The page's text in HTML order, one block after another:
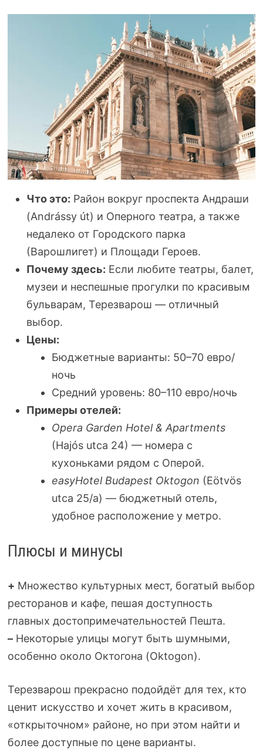
Что это: Район вокруг проспекта Андраши
(Andrássy út) и Оперного театра, а также
недалеко от Городского парка
(Варошлигет) и Площади Героев.
Почему здесь: Если любите театры, балет,
музеи и неспешные прогулки по красивым
бульварам, Терезварош — отличный
выбор.
Цены:
Бюджетные варианты: 50–70 евро/
ночь
Средний уровень: 80–110 евро/ночь
Примеры отелей:
Opera Garden Hotel & Apartments
(Hajós utca 24) — номера с
кухоньками рядом с Оперой.
easyHotel Budapest Oktogon (Eötvös
utca 25/a) — бюджетный отель,
удобное расположение у метро.
Плюсы и минусы
+ Множество культурных мест, богатый выбор
ресторанов и кафе, пешая доступность
главных достопримечательностей Пешта.
–Некоторые улицы могут быть шумными,
особенно около Октогона (Oktogon).
Терезварош прекрасно подойдёт для тех, кто
ценит искусство и хочет жить в красивом,
«открыточном» районе, но при этом найти и
более доступные по цене варианты.